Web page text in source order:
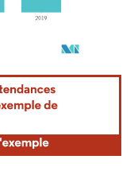
une attribution sous CC BY